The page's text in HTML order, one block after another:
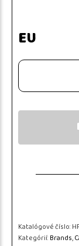
EU
Katalógové číslo:
Kategórií:Brands,